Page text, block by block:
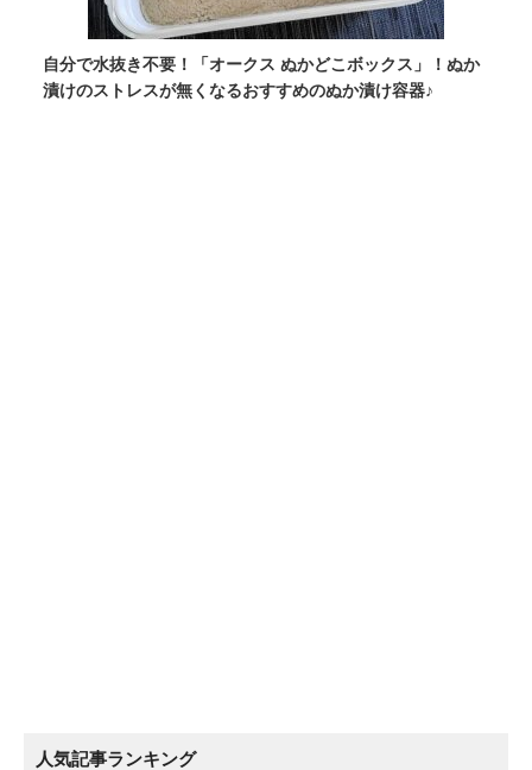
自分で水抜き不要！「オークス ぬかどこボックス」！ぬか
漬けのストレスが無くなるおすすめのぬか漬け容器♪
人気記事ランキング